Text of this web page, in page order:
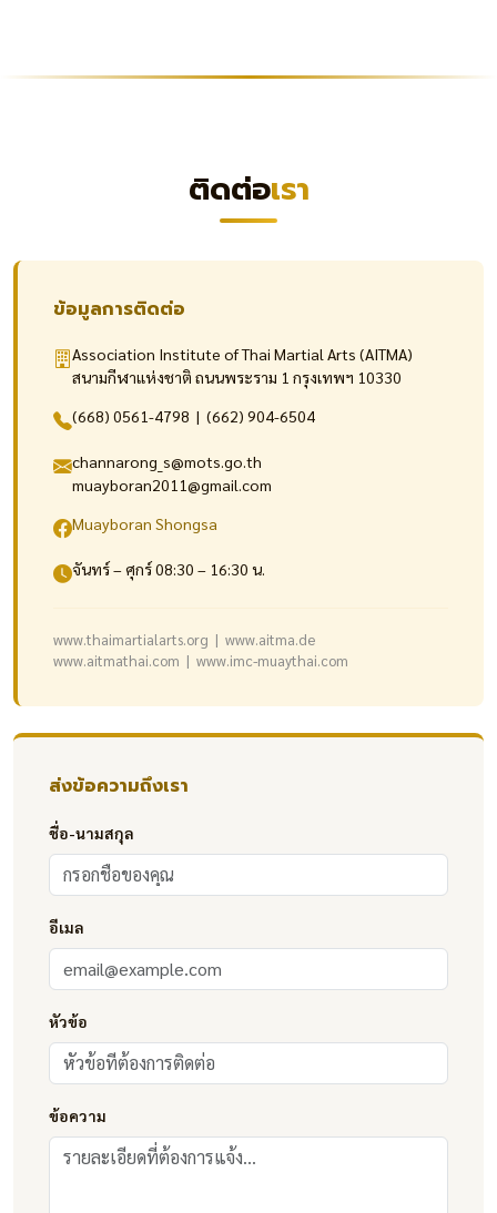
ติดต่อเรา
ข้อมูลการติดต่อ
Association Institute of Thai Martial Arts (AITMA)
สนามกีฬาแห่งชาติ ถนนพระราม 1 กรุงเทพฯ 10330
(668) 0561-4798 | (662) 904-6504
channarong_s@mots.go.th
muayboran2011@gmail.com
Muayboran Shongsa
จันทร์ – ศุกร์ 08:30 – 16:30 น.
www.thaimartialarts.org | www.aitma.de
www.aitmathai.com | www.imc-muaythai.com
ส่งข้อความถึงเรา
ชื่อ-นามสกุล
อีเมล
หัวข้อ
ข้อความ